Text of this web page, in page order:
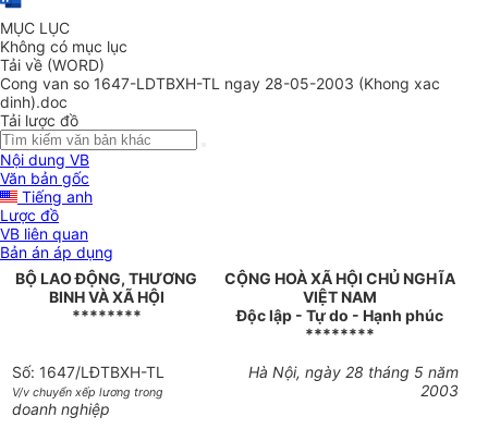
MỤC LỤC
Không có mục lục
Tải về (WORD)
Cong van so 1647-LDTBXH-TL ngay 28-05-2003 (Khong xac
dinh).doc
Tải lược đồ
Nội dung VB
Văn bản gốc
Tiếng anh
Lược đồ
VB liên quan
Bản án áp dụng
BỘ LAO ĐỘNG, THƯƠNG
BINH VÀ XÃ HỘI
********
CỘNG HOÀ XÃ HỘI CHỦ NGHĨA
VIỆT NAM
Độc lập - Tự do - Hạnh phúc
********
Số: 1647/LĐTBXH-TL
V/v chuyển xếp lương trong
doanh nghiệp
Hà Nội, ngày 28 tháng 5 năm
2003